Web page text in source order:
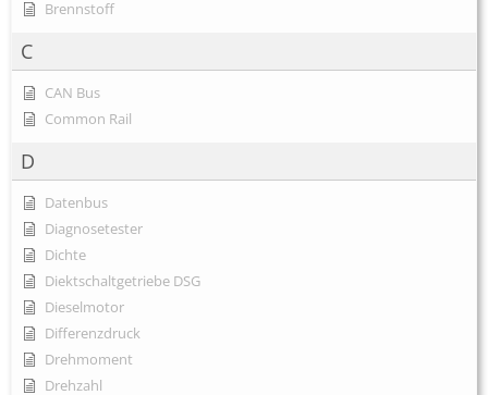
Brennstoff
C
CAN Bus
Common Rail
D
Datenbus
Diagnosetester
Dichte
Diektschaltgetriebe DSG
Dieselmotor
Differenzdruck
Drehmoment
Drehzahl